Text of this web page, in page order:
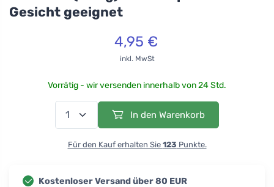
Gesicht geeignet
4,95 €
inkl. MwSt
Vorrätig - wir versenden innerhalb von 24 Std.
In den Warenkorb
Für den Kauf erhalten Sie 123 Punkte.
Kostenloser Versand über 80 EUR